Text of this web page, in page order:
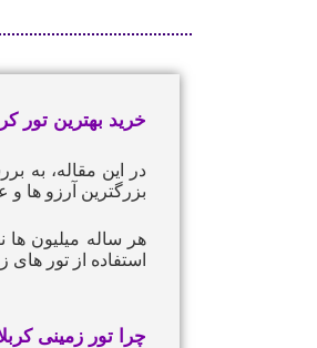
خرید بهترین تور
در این مقاله، به
بزرگترین آرزو ها
هر ساله میلیون‌
استفاده از تور
چرا تور زمینی